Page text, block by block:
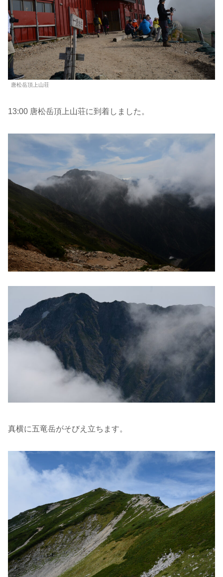
唐松岳頂上山荘
13:00 唐松岳頂上山荘に到着しました。
真横に五竜岳がそびえ立ちます。